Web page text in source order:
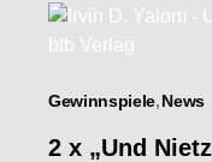
Gewinnspiele News
2 x „Und